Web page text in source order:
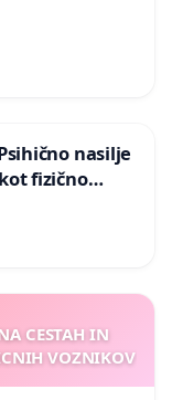
nasilje
fizično
CESTAH IN
VOZNIKOV